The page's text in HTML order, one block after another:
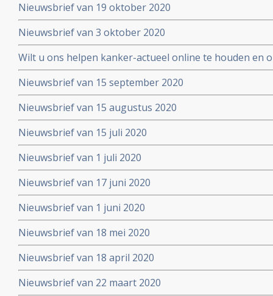
Nieuwsbrief van 19 oktober 2020
Nieuwsbrief van 3 oktober 2020
Wilt u ons helpen kanker-actueel online te houden en
extra donatie aub?
Nieuwsbrief van 15 september 2020
Nieuwsbrief van 15 augustus 2020
Nieuwsbrief van 15 juli 2020
Nieuwsbrief van 1 juli 2020
Nieuwsbrief van 17 juni 2020
Nieuwsbrief van 1 juni 2020
Nieuwsbrief van 18 mei 2020
Nieuwsbrief van 18 april 2020
Nieuwsbrief van 22 maart 2020